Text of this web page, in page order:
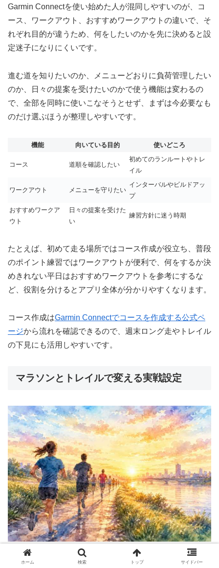
Garmin Connectを使い始めた人が混同しやすいのが、コ
ース、ワークアウト、おすすめワークアウトの違いで、そ
れぞれ目的が違うため、何をしたいのかを先に決めると設
定迷子になりにくいです。
進む道を知りたいのか、メニューどおりに負荷管理したい
のか、日々の提案を受けたいのかで使う機能は変わるの
で、全部を同時に使いこなそうとせず、まずは今必要なも
のだけ選ぶほうが整理しやすいです。
機能 向いている目的 使いどころ
コース 道順を確認したい
初めてのランルートやトレ
イル
ワークアウト メニューを守りたい
インターバルやビルドアッ
プ
おすすめワークア
ウト
日々の提案を受けた
い
練習方針に迷う時期
たとえば、初めて走る場所ではコース作成が役立ち、普段
のポイント練習ではワークアウトが便利で、何をするか決
めきれない平日はおすすめワークアウトを参考にするな
ど、役割を分けるとアプリ全体が分かりやすくなります。
コース作成はGarmin Connectでコースを作成する公式ペ
ージから流れを確認できるので、週末ロング走やトレイル
の下見にも活用しやすいです。
マラソンとトレイルで変える実戦設定
同じランニングでも、ロードのマラソン練習とトレイルラ
ホーム 検索 トップ サイドバー